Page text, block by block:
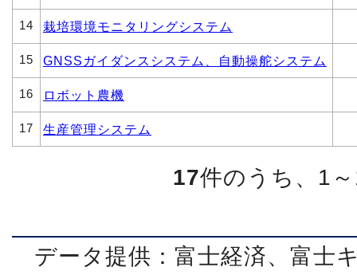
14 栽培環境モニタリングシステム
15 GNSSガイダンスシステム、自動操舵システム
16 ロボット農機
17 生産管理システム
17件のうち、1
データ提供：富士経済、富士